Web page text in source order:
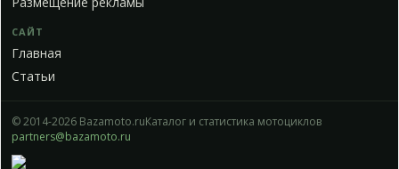
САЙТ
Главная
Статьи
© 2014-2026 Bazamoto.ruКаталог и статистика мотоциклов
partners@bazamoto.ru